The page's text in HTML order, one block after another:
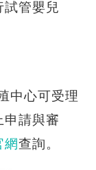
試管嬰兒
中心可受理
申請與審
網查詢。